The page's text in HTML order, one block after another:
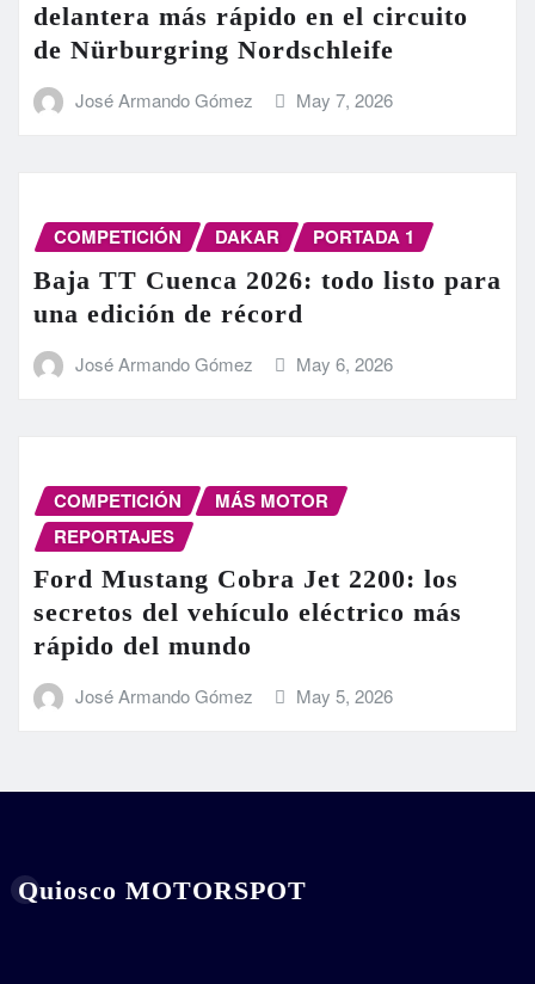
delantera más rápido en el circuito
de Nürburgring Nordschleife
José Armando Gómez May 7, 2026
COMPETICIÓN DAKAR PORTADA 1
Baja TT Cuenca 2026: todo listo para
una edición de récord
José Armando Gómez May 6, 2026
COMPETICIÓN
MÁS MOTOR
REPORTAJES
Ford Mustang Cobra Jet 2200: los
secretos del vehículo eléctrico más
rápido del mundo
José Armando Gómez May 5, 2026
Quiosco MOTORSPOT